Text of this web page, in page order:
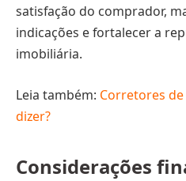
satisfação do comprador,
indicações e fortalecer a
imobiliária.
Leia também: Corretores
dizer?
Considerações